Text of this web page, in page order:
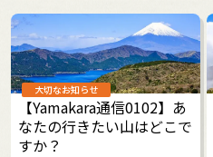
大切なお知らせ
【Yamakara通信0102】あ
なたの行きたい山はどこで
すか？